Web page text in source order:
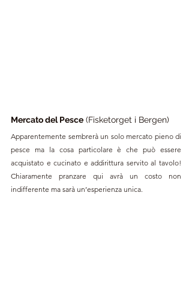
Mercato del Pesce (Fisketorget i Bergen)
Apparentemente sembrerà un solo mercato pieno di
pesce ma la cosa particolare è che può essere
acquistato e cucinato e addirittura servito al tavolo!
Chiaramente pranzare qui avrà un costo non
indifferente ma sarà un’esperienza unica.